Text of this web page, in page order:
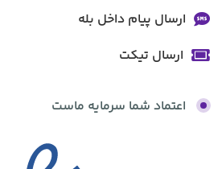
ارسال پیام داخل بله
ارسال تیکت
اعتماد شما سرمایه ماست